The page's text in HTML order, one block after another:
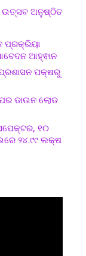
ଉତ୍ସବ ଅନୁଷ୍ଠିତ
ପ୍ରକ୍ରିୟା
ଆହ୍ଵାନ
ପକ୍ଷରୁ
ଡାଉନ ଲୋଡ
୧୦
୨୪.୯୯ ଲକ୍ଷ